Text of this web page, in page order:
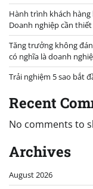
Hành trình khách
Doanh nghiệp cần
Tăng trưởng không
có nghĩa là doanh
Trải nghiệm 5 sao bắt
Recent
No comments to
Archives
August 2026